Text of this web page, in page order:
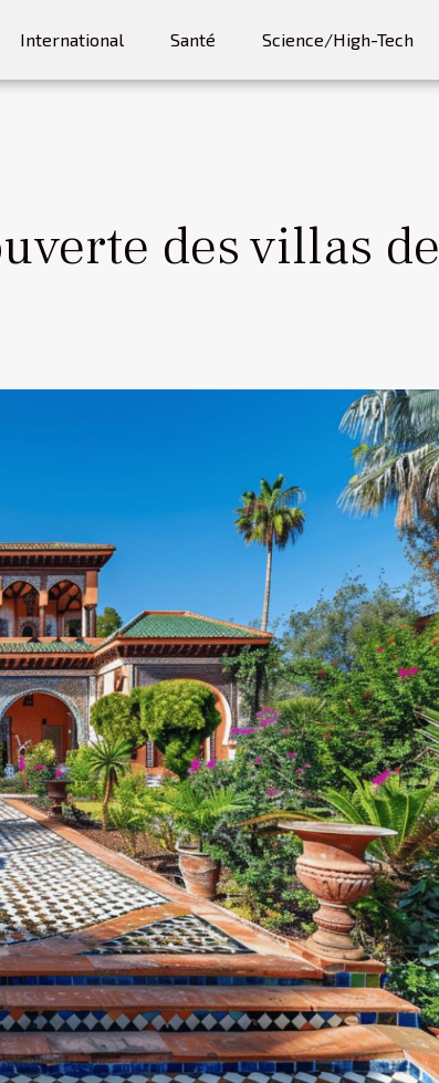
International Santé Science/High-Tech
des villas de